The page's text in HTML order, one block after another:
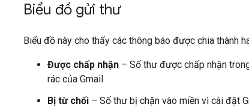
Biểu đồ gửi thư
Biểu đồ này cho thấy các thông báo được chia thành
Được chấp nhận – Số thư được chấp nhận
rác của Gmail
Bị từ chối – Số thư bị chặn vào miền vì cài đặt